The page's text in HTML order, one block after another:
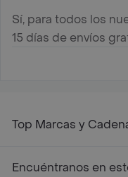
Sí, para todos los
15 días de envíos
Top Marcas y
Encuéntranos en